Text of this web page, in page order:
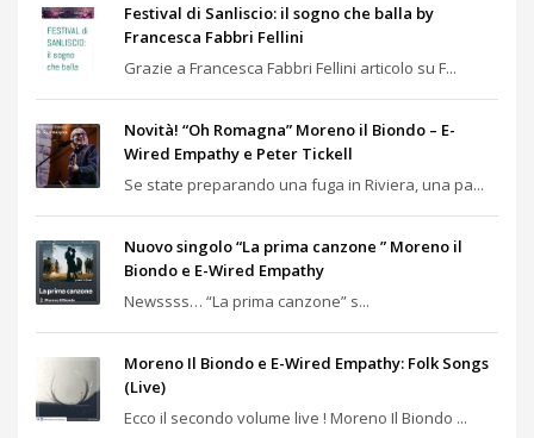
Festival di Sanliscio: il sogno che balla by
Francesca Fabbri Fellini
Grazie a Francesca Fabbri Fellini articolo su F...
Novità! “Oh Romagna” Moreno il Biondo – E-
Wired Empathy e Peter Tickell
Se state preparando una fuga in Riviera, una pa...
Nuovo singolo “La prima canzone ” Moreno il
Biondo e E-Wired Empathy
Newssss… “La prima canzone” s...
Moreno Il Biondo e E-Wired Empathy: Folk Songs
(Live)
Ecco il secondo volume live ! Moreno Il Biondo ...